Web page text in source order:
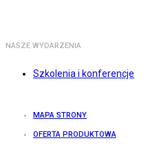
NASZE WYDARZENIA
Szkolenia i konferencje
MAPA STRONY
OFERTA PRODUKTOWA